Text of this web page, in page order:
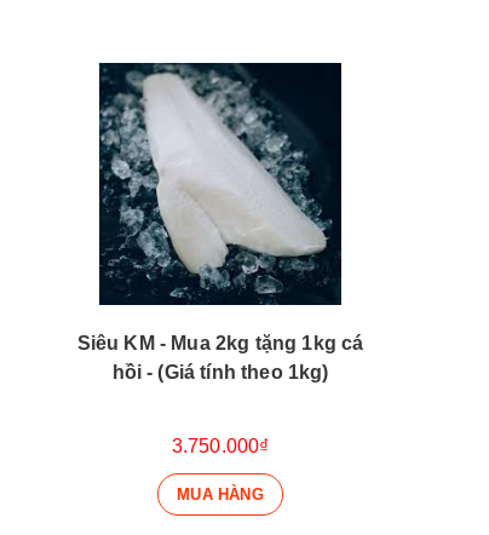
Siêu KM - Mua 2kg tặng 1kg cá
hồi - (Giá tính theo 1kg)
3.750.000₫
MUA HÀNG